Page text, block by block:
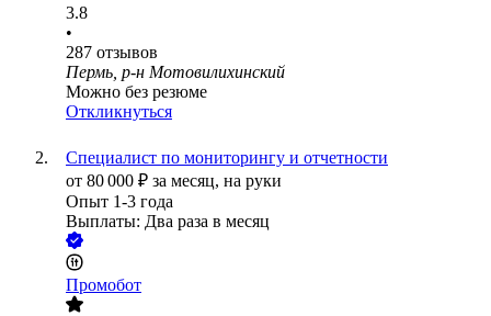
3.8
•
287 отзывов
Пермь, р-н Мотовилихинский
Можно без резюме
Откликнуться
Специалист по мониторингу и отчетности
от 80 000 ₽ за месяц, на руки
Опыт 1-3 года
Выплаты: Два раза в месяц
Промобот